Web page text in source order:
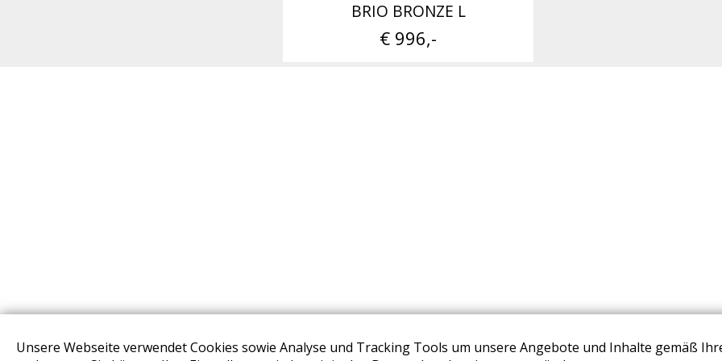
Unsere Webseite verwendet Cookies sowie Analyse und Tracking Tools um unsere Angebote und Inhalte gemäß
BRIO BRONZE L
€ 996,-